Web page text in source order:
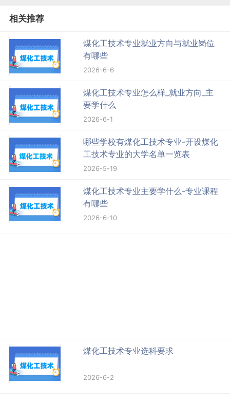
相关推荐
煤化工技术专业就业方向与就业岗位
有哪些
2026-6-6
煤化工技术专业怎么样_就业方向_主
要学什么
2026-6-1
哪些学校有煤化工技术专业-开设煤化
工技术专业的大学名单一览表
2026-5-19
煤化工技术专业主要学什么-专业课程
有哪些
2026-6-10
煤化工技术专业选科要求
2026-6-2